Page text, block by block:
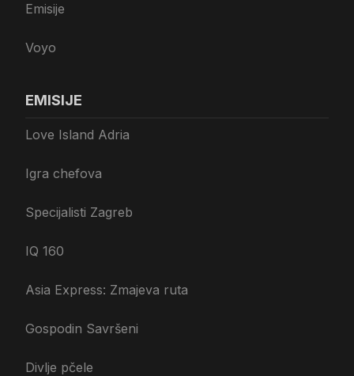
Emisije
Voyo
EMISIJE
Love Island Adria
Igra chefova
Specijalisti Zagreb
IQ 160
Asia Express: Zmajeva ruta
Gospodin Savršeni
Divlje pčele